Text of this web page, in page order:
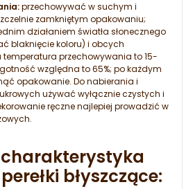
przechowywać w suchym i
zamkniętym opakowaniu;
działaniem światła słonecznego
blaknięcie koloru) i obcych
przechowywania to 15-
względna to 65%; po każdym
opakowanie. Do nabierania i
używać wyłącznie czystych i
ręczne najlepiej prowadzić w
charakterystyka
błyszczące: